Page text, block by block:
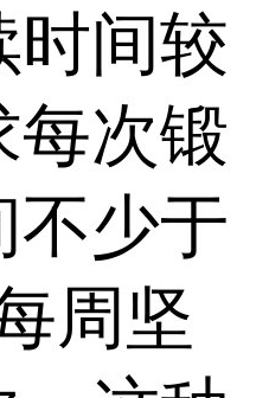
时间较
每次锻
不少于
周坚